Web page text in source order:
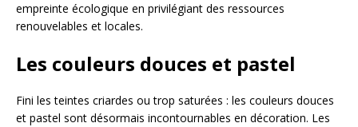
empreinte écologique en privilégiant des ressources
renouvelables et locales.
Les couleurs douces et pastel
Fini les teintes criardes ou trop saturées : les couleurs douces
et pastel sont désormais incontournables en décoration. Les